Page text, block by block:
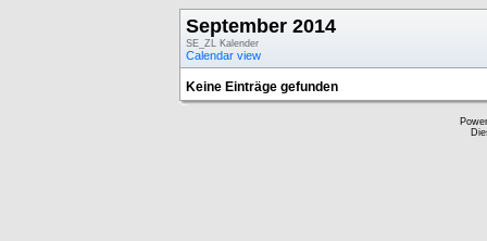
September 2014
SE_ZL Kalender
Calendar view
Keine Einträge gefunden